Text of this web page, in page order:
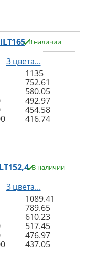
В наличии
3 цвета...
1135
752.61
580.05
492.97
454.58
416.74
В наличии
3 цвета...
1089.41
789.65
610.23
517.45
476.97
437.05